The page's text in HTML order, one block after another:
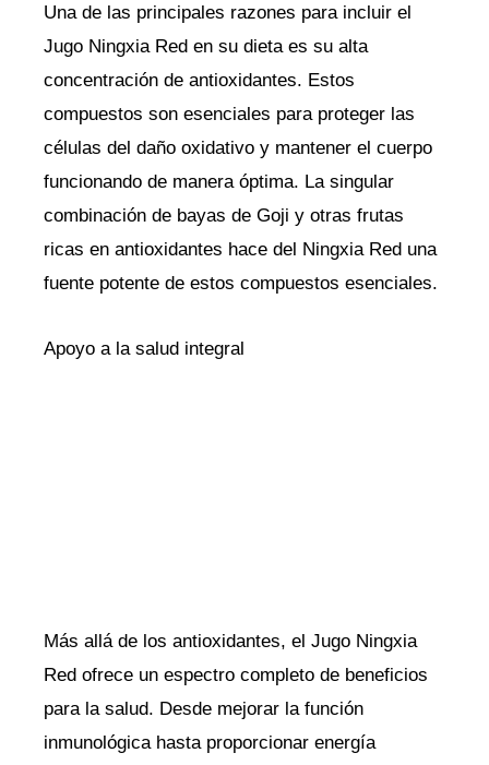
Una de las principales razones para incluir el
Jugo Ningxia Red en su dieta es su alta
concentración de antioxidantes. Estos
compuestos son esenciales para proteger las
células del daño oxidativo y mantener el cuerpo
funcionando de manera óptima. La singular
combinación de bayas de Goji y otras frutas
ricas en antioxidantes hace del Ningxia Red una
fuente potente de estos compuestos esenciales.
Apoyo a la salud integral
Más allá de los antioxidantes, el Jugo Ningxia
Red ofrece un espectro completo de beneficios
para la salud. Desde mejorar la función
inmunológica hasta proporcionar energía